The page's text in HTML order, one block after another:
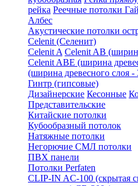
рейка Реечные потолки
Албес
Акустические потолки
Celenit (Селенит)
Celenit A Celenit AB
Celenit ABE (ширина
(ширина древесного слоя
Гинтр (гипсовые)
Дизайнерские Кесонные
Представительские
Китайские потолки
Кубообразный потолок
Натяжные потолки
Негорючие СМЛ потолки
ПВХ панели
Потолки Perfaten
CLIP-IN AC-100 (скрытая